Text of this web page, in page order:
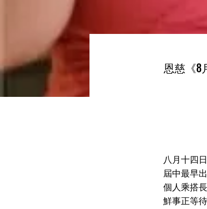
恩慈《8
八月十四
屆中最早
個人乘搭
鮮事正等